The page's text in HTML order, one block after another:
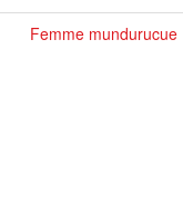
Femme mundurucue